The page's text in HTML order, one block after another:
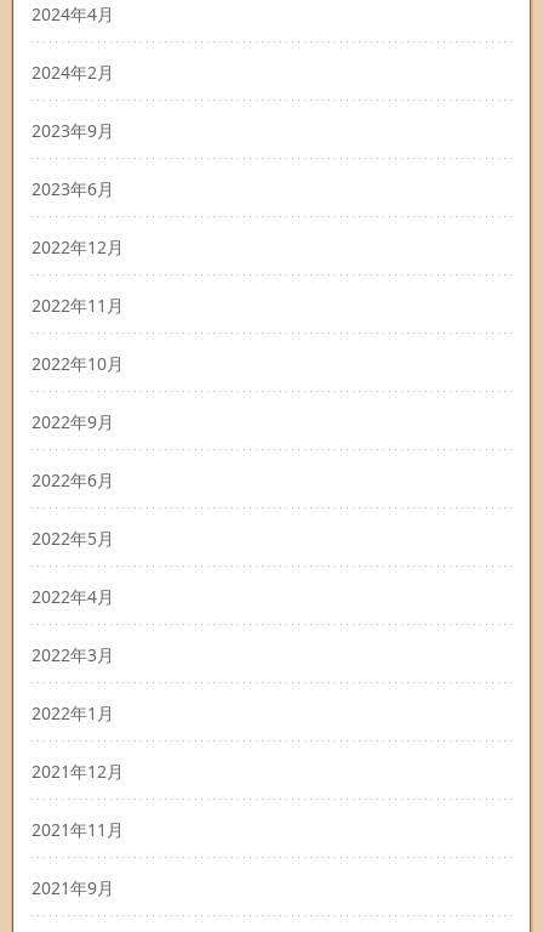
2024年4月
2024年2月
2023年9月
2023年6月
2022年12月
2022年11月
2022年10月
2022年9月
2022年6月
2022年5月
2022年4月
2022年3月
2022年1月
2021年12月
2021年11月
2021年9月